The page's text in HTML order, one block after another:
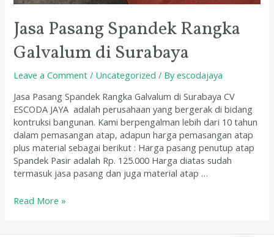
Jasa Pasang Spandek Rangka
Galvalum di Surabaya
Leave a Comment / Uncategorized / Byescodajaya
Jasa Pasang Spandek Rangka Galvalum di Surabaya CV
ESCODA JAYA adalah perusahaan yang bergerak di bidang
kontruksi bangunan. Kami berpengalman lebih dari 10 tahun
dalam pemasangan atap, adapun harga pemasangan atap
plus material sebagai berikut : Harga pasang penutup atap
Spandek Pasir adalah Rp. 125.000 Harga diatas sudah
termasuk jasa pasang dan juga material atap …
Read More »